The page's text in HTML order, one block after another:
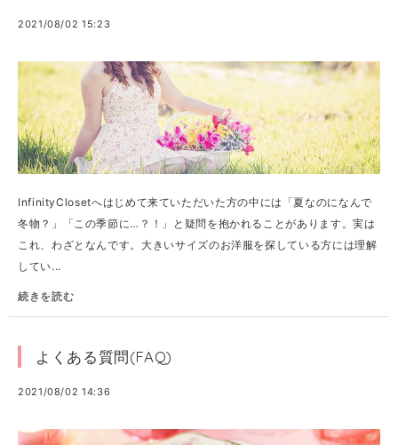
2021/08/02 15:23
InfinityClosetへはじめて来ていただいた方の中には「夏なのになんで
冬物？」「この季節に…？！」と疑問を抱かれることがあります。実は
これ、わざとなんです。大きいサイズのお洋服を探している方には理解
してい...
続きを読む
よくある質問(FAQ)
2021/08/02 14:36